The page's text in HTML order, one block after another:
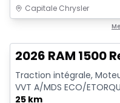
Capitale Chrysler
2026 RAM 1500
Traction intégrale,
VVT A/MDS ECO/
25 km